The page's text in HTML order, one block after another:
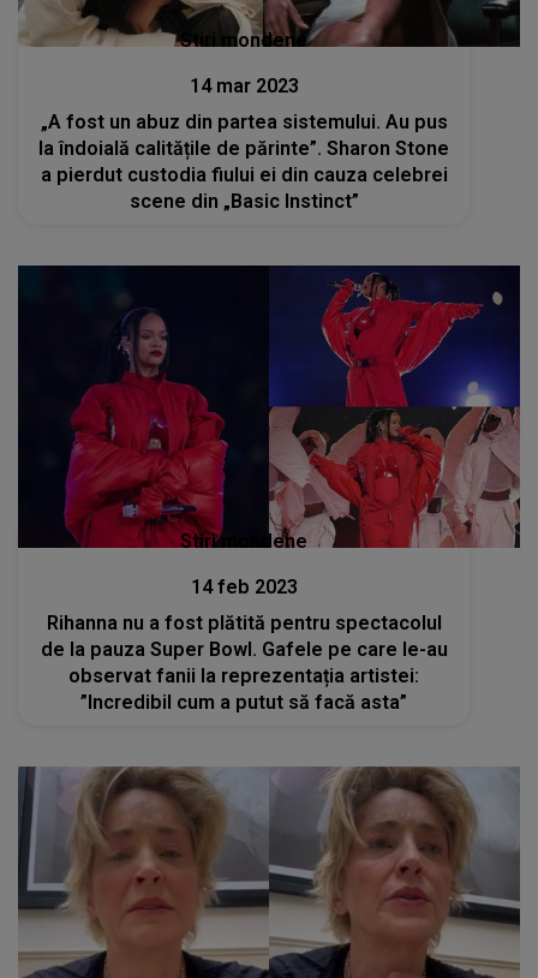
Stiri mondene
14 mar 2023
„A fost un abuz din partea sistemului. Au pus
la îndoială calitățile de părinte”. Sharon Stone
a pierdut custodia fiului ei din cauza celebrei
scene din „Basic Instinct”
Stiri mondene
14 feb 2023
Rihanna nu a fost plătită pentru spectacolul
de la pauza Super Bowl. Gafele pe care le-au
observat fanii la reprezentația artistei:
”Incredibil cum a putut să facă asta”